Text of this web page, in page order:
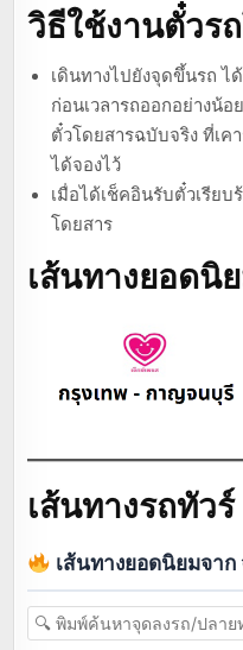
วิธีใช้งานตั๋วร
เดินทางไปยังจุดขึ้นรถ ไ
ก่อนเวลารถออกอย่างน้
ตั๋วโดยสารฉบับจริง ที่เค
ได้จองไว้
เมื่อได้เช็คอินรับตั๋วเรีย
โดยสาร
เส้นทางยอดนิ
เส้นทางรถทัว
เส้นทางยอดนิยมจาก